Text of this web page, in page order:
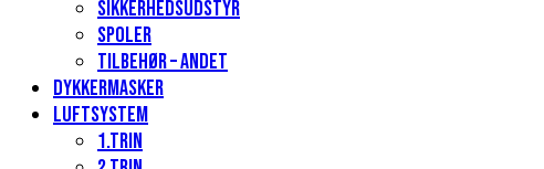
Sikkerhedsudstyr
Spoler
Tilbehør – andet
Dykkermasker
Luftsystem
1.Trin